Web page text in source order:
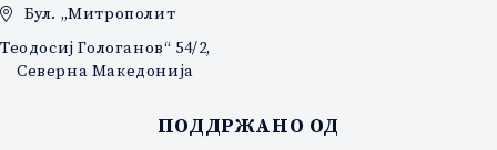
Бул. „Митрополит
Теодосиј Гологанов“ 54/2,
Северна Македонија
ПОДДРЖАНО ОД